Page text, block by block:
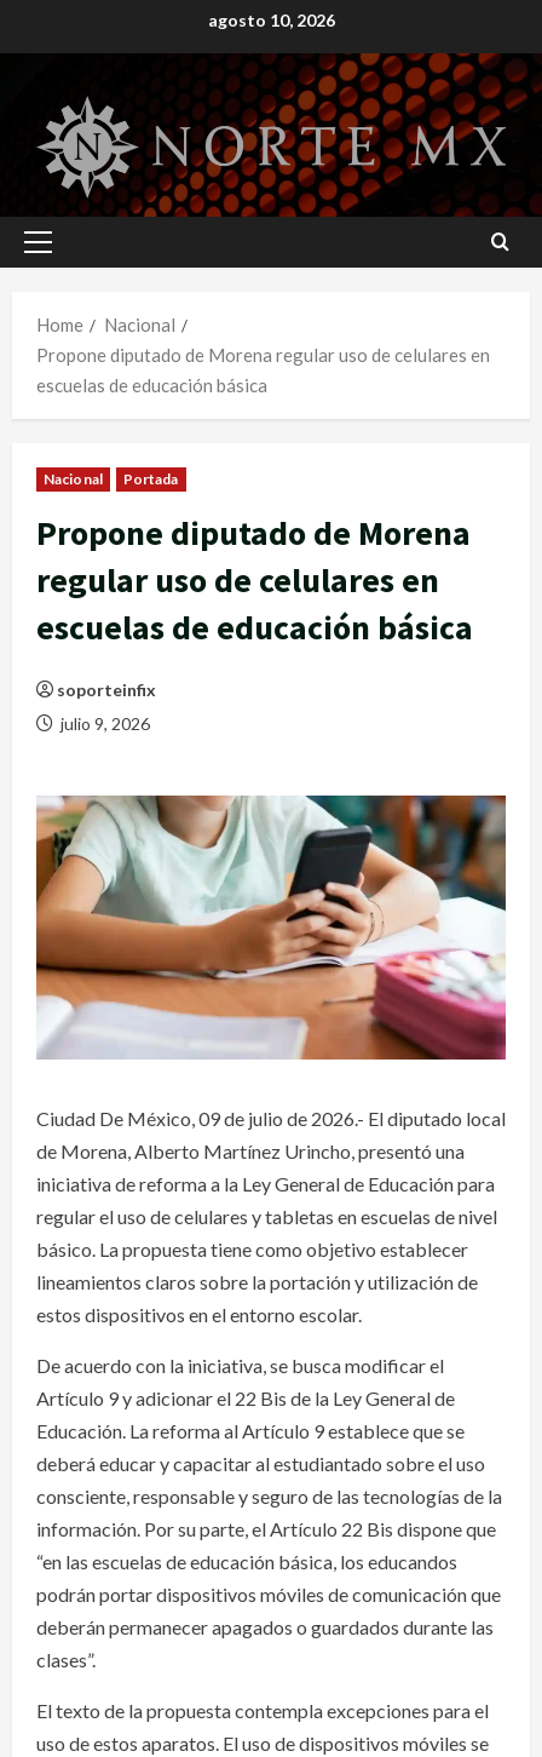
to
agosto 10, 2026
Primary
Home
Nacional
Propone diputado de Morena regular uso de celulares en
escuelas de educación básica
Nacional Portada
Propone diputado de Morena
regular uso de celulares en
escuelas de educación básica
soporteinfix
julio 9, 2026
Ciudad De México, 09 de julio de 2026.- El diputado local
de Morena, Alberto Martínez Urincho, presentó una
iniciativa de reforma a la Ley General de Educación para
regular el uso de celulares y tabletas en escuelas de nivel
básico. La propuesta tiene como objetivo establecer
lineamientos claros sobre la portación y utilización de
estos dispositivos en el entorno escolar.
De acuerdo con la iniciativa, se busca modificar el
Artículo 9 y adicionar el 22 Bis de la Ley General de
Educación. La reforma al Artículo 9 establece que se
deberá educar y capacitar al estudiantado sobre el uso
consciente, responsable y seguro de las tecnologías de la
información. Por su parte, el Artículo 22 Bis dispone que
“en las escuelas de educación básica, los educandos
podrán portar dispositivos móviles de comunicación que
deberán permanecer apagados o guardados durante las
clases”.
El texto de la propuesta contempla excepciones para el
uso de estos aparatos. El uso de dispositivos móviles se